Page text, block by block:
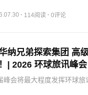
· 114阅读 · 0评论
华纳兄弟探索集团 高
| 2026 环球旅讯峰会
峰会将最大程度发挥环球旅